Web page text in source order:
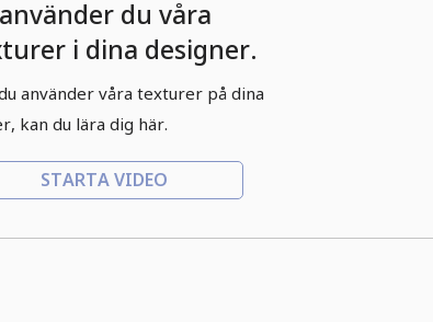
du våra
i dina designer.
använder våra texturer på dina
kan du lära dig här.
STARTA VIDEO